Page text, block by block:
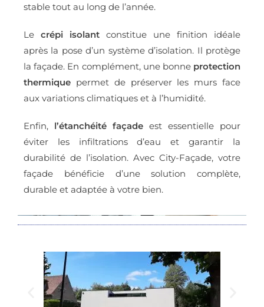
stable tout au long de l’année.
Le crépi isolant constitue une finition idéale
après la pose d’un système d’isolation. Il protège
la façade. En complément, une bonne protection
thermique permet de préserver les murs face
aux variations climatiques et à l’humidité.
Enfin, l’étanchéité façade est essentielle pour
éviter les infiltrations d’eau et garantir la
durabilité de l’isolation. Avec City-Façade, votre
façade bénéficie d’une solution complète,
durable et adaptée à votre bien.